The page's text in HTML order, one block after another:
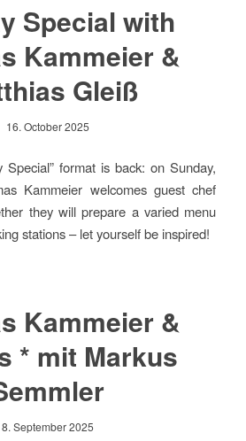
Special with
Kammeier &
Gleiß
16. October 2025
Special” format is back: on Sunday,
Kammeier welcomes guest chef
they will prepare a varied menu
stations – let yourself be inspired!
Kammeier &
* mit Markus
8. September 2025